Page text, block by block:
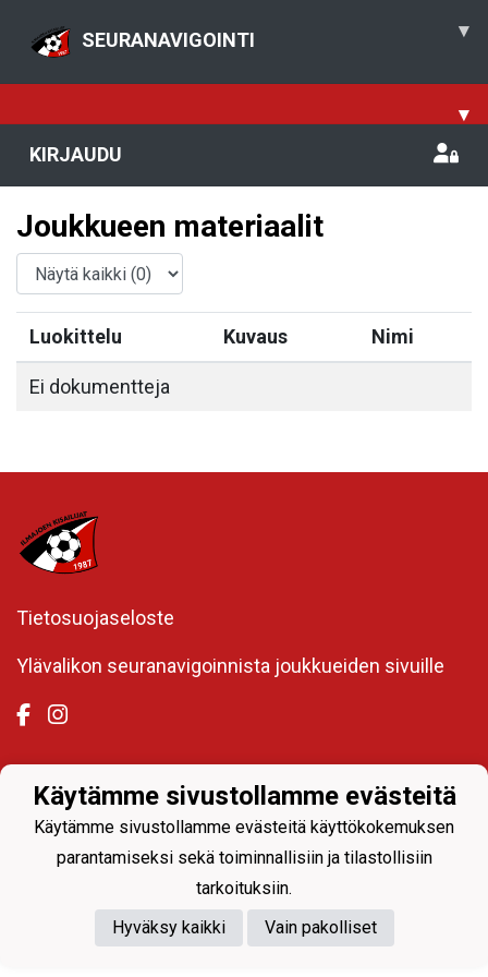
SEURANAVIGOINTI ▾
▾
KIRJAUDU
Joukkueen materiaalit
Luokittelu Kuvaus Nimi
Ei dokumentteja
Tietosuojaseloste
Ylävalikon seuranavigoinnista joukkueiden sivuille
Powered by
Käytämme sivustollamme evästeitä
Käytämme sivustollamme evästeitä käyttökokemuksen
parantamiseksi sekä toiminnallisiin ja tilastollisiin
tarkoituksiin.
Hyväksy kaikki
Vain pakolliset